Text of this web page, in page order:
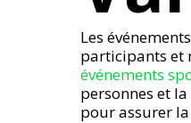
Les
participants et
événements
personnes et
pour assurer